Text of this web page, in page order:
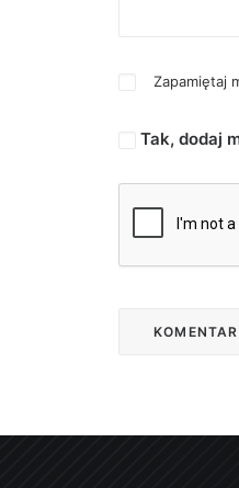
Zapamiętaj
Tak, dodaj